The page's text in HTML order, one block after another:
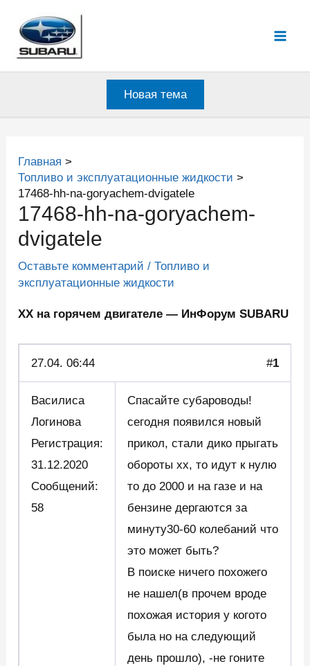
содержимому
Новая тема
Главная
Топливо и эксплуатационные жидкости
17468-hh-na-goryachem-dvigatele
17468-hh-na-goryachem-
dvigatele
Оставьте комментарий /Топливо и
эксплуатационные жидкости
ХХ на горячем двигателе — ИнФорум SUBARU
27.04. 06:44 #1
Василиса
Логинова
Регистрация:
31.12.2020
Сообщений:
58
Спасайте субароводы!
сегодня появился новый
прикол, стали дико прыгать
обороты хх, то идут к нулю
то до 2000 и на газе и на
бензине дергаются за
минуту30-60 колебаний что
это может быть?
В поиске ничего похожего
не нашел(в прочем вроде
похожая история у когото
была но на следующий
день прошло), -не гоните